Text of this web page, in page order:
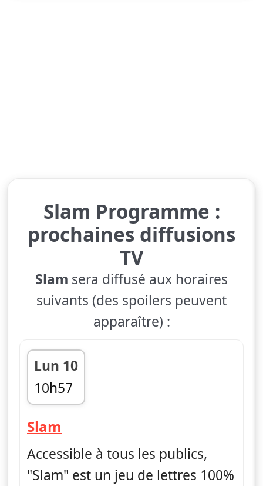
Slam Programme :
prochaines diffusions
TV
Slam sera diffusé aux horaires
suivants (des spoilers peuvent
apparaître) :
Lun 10
10h57
fin 11h27
Slam
Accessible à tous les publics,
"Slam" est un jeu de lettres 100%